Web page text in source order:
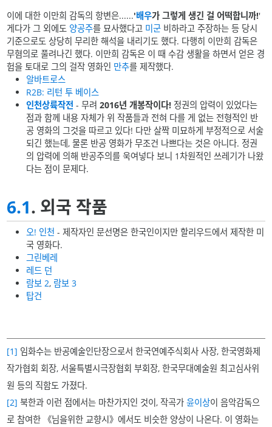
이에 대한 이만희 감독의 항변은......'배우가 그렇게 생긴 걸 어떡합니까!'
게다가 그 외에도 양공주를 묘사했다고 미군 비하라고 주장하는 등 당시
기준으로도 상당히 무리한 해석을 내리기도 했다. 다행히 이만희 감독은
무혐의로 풀려나긴 했다. 이만희 감독은 이 때 수감 생활을 하면서 얻은 경
험을 토대로 그의 걸작 영화인 만추를 제작했다.
알바트로스
R2B: 리턴 투 베이스
인천상륙작전 - 무려2016년 개봉작이다! 정권의 압력이 있었다는
점과 함께 내용 자체가 위 작품들과 전혀 다를 게 없는 전형적인 반
공 영화의 그것을 따르고 있다! 다만 살짝 미묘하게 부정적으로 서술
되긴 했는데, 물론 반공 영화가 무조건 나쁘다는 것은 아니다. 정권
의 압력에 의해 반공주의를 욱여넣다 보니 1차원적인 쓰레기가 나왔
다는 점이 문제다.
6.1. 외국 작품
오! 인천 - 제작자인 문선명은 한국인이지만 할리우드에서 제작한 미
국 영화다.
그린베레
레드 던
람보 2, 람보 3
탑건
[1] 임화수는 반공예술인단장으로서 한국연예주식회사 사장, 한국영화제
작가협회 회장, 서울특별시극장협회 부회장, 한국무대예술원 최고심사위
원 등의 직함도 가졌다.
[2] 북한과 이런 점에서는 마찬가지인 것이, 작곡가윤이상이 음악감독으
로 참여한 《님을위한 교향시》에서도 비슷한 양상이 나온다. 이 영화는